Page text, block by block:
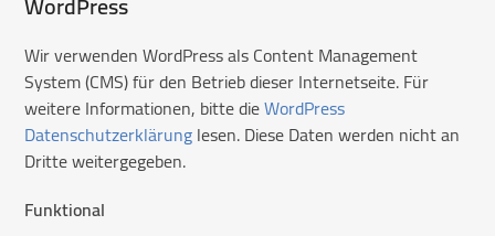
Wir verwenden WordPress als Content Management
System (CMS) für den Betrieb dieser Internetseite. Für
weitere Informationen, bitte dieWordPress
Datenschutzerklärunglesen. Diese Daten werden nicht an
Dritte weitergegeben.
Funktional